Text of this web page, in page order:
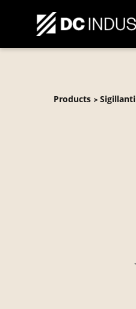
Products > Sigillanti